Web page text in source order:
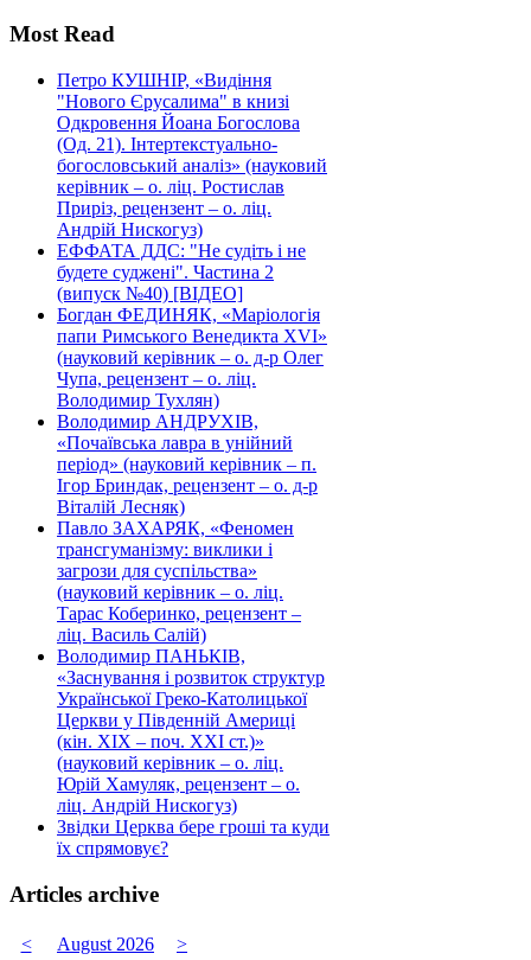
Most Read
Петро КУШНІР, «Видіння
"Нового Єрусалима" в книзі
Одкровення Йоана Богослова
(Од. 21). Інтертекстуально-
богословський аналіз» (науковий
керівник – о. ліц. Ростислав
Приріз, рецензент – о. ліц.
Андрій Нискогуз)
ЕФФАТА ДДС: "Не судіть і не
будете суджені". Частина 2
(випуск №40) [ВІДЕО]
Богдан ФЕДИНЯК, «Маріологія
папи Римського Венедикта XVI»
(науковий керівник – о. д-р Олег
Чупа, рецензент – о. ліц.
Володимир Тухлян)
Володимир АНДРУХІВ,
«Почаївська лавра в унійний
період» (науковий керівник – п.
Ігор Бриндак, рецензент – о. д-р
Віталій Лесняк)
Павло ЗАХАРЯК, «Феномен
трансгуманізму: виклики і
загрози для суспільства»
(науковий керівник – о. ліц.
Тарас Коберинко, рецензент –
ліц. Василь Салій)
Володимир ПАНЬКІВ,
«Заснування і розвиток структур
Української Греко-Католицької
Церкви у Південній Америці
(кін. ХІХ – поч. ХХІ ст.)»
(науковий керівник – о. ліц.
Юрій Хамуляк, рецензент – о.
ліц. Андрій Нискогуз)
Звідки Церква бере гроші та куди
їх спрямовує?
Articles archive
< August 2026
>